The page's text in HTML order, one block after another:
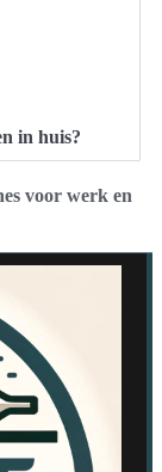
in huis?
voor werk en